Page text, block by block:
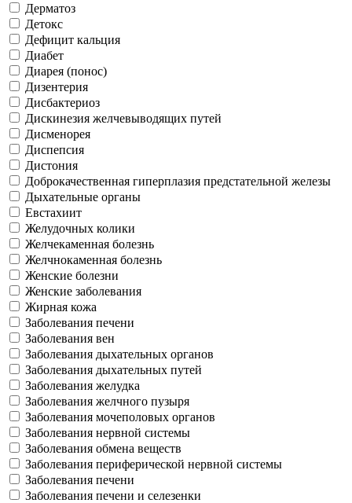
Дерматоз
Детокс
Дефицит кальция
Диабет
Диарея (понос)
Дизентерия
Дисбактериоз
Дискинезия желчевыводящих путей
Дисменорея
Диспепсия
Дистония
Доброкачественная гиперплазия предстательной железы
Дыхательные органы
Евстахиит
Желудочных колики
Желчекаменная болезнь
Желчнокаменная болезнь
Женские болезни
Женские заболевания
Жирная кожа
Заболевания печени
Заболевания вен
Заболевания дыхательных органов
Заболевания дыхательных путей
Заболевания желудка
Заболевания желчного пузыря
Заболевания мочеполовых органов
Заболевания нервной системы
Заболевания обмена веществ
Заболевания периферической нервной системы
Заболевания печени
Заболевания печени и селезенки